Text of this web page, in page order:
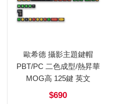
歐希德 攝影主題鍵帽
PBT/PC 二色成型/熱昇華
MOG高 125鍵 英文
$690